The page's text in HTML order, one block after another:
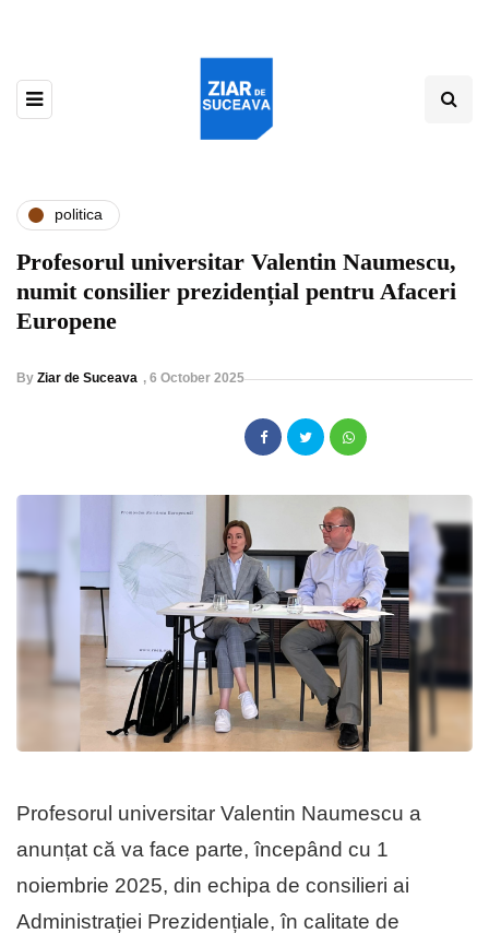
politica
Profesorul universitar Valentin Naumescu,
numit consilier prezidențial pentru Afaceri
Europene
By Ziar de Suceava , 6 October 2025
Profesorul universitar Valentin Naumescu a
anunțat că va face parte, începând cu 1
noiembrie 2025, din echipa de consilieri ai
Administrației Prezidențiale, în calitate de